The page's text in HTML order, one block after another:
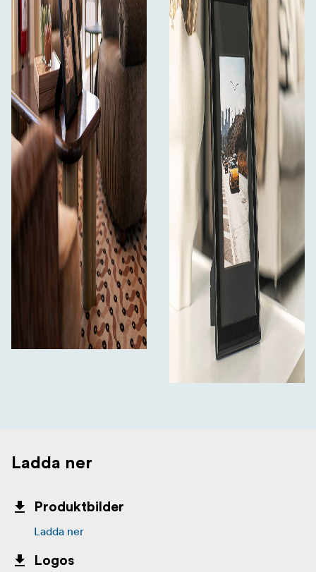
Ladda ner
Produktbilder
Ladda ner
Logos